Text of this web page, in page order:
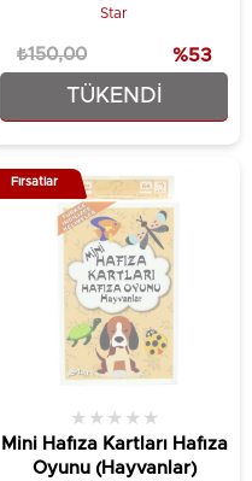
TÜKENDI
Star
₺69,90
₺150,00 %53
Mini Hafıza Kartları Hafıza
Oyunu (Hayvanlar)
★ ★ ★ ★ ★
Fırsatlar